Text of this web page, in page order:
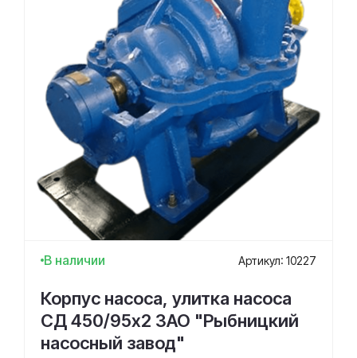
В наличии Артикул: 10227
Корпус насоса, улитка насоса
СД 450/95х2 ЗАО "Рыбницкий
насосный завод"